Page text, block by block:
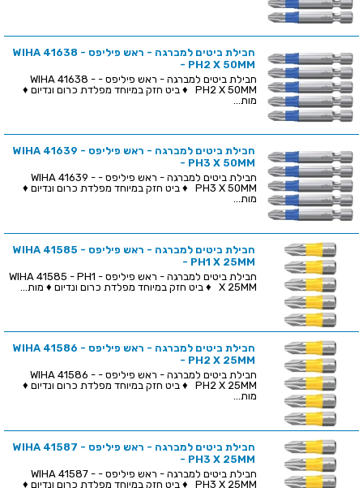
חבילת ביטים למברגה - ראש פיליפס - WIHA 41638
- PH2 X 50MM
חבילת ביטים למברגה - ראש פיליפס - WIHA 41638 -
PH2 X 50MM ♦ ביט חזק במיוחד מפלדת כרום ונדיום ♦
מות...
חבילת ביטים למברגה - ראש פיליפס - WIHA 41639
- PH3 X 50MM
חבילת ביטים למברגה - ראש פיליפס - WIHA 41639 -
PH3 X 50MM ♦ ביט חזק במיוחד מפלדת כרום ונדיום ♦
מות...
חבילת ביטים למברגה - ראש פיליפס - WIHA 41585
- PH1 X 25MM
חבילת ביטים למברגה - ראש פיליפס - WIHA 41585 - PH1
X 25MM ♦ ביט חזק במיוחד מפלדת כרום ונדיום ♦ מות...
חבילת ביטים למברגה - ראש פיליפס - WIHA 41586
- PH2 X 25MM
חבילת ביטים למברגה - ראש פיליפס - WIHA 41586 -
PH2 X 25MM ♦ ביט חזק במיוחד מפלדת כרום ונדיום ♦
מות...
חבילת ביטים למברגה - ראש פיליפס - WIHA 41587
- PH3 X 25MM
חבילת ביטים למברגה - ראש פיליפס - WIHA 41587 -
PH3 X 25MM ♦ ביט חזק במיוחד מפלדת כרום ונדיום ♦